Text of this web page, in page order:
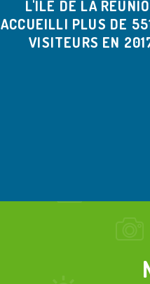
L'ILE DE LA
ACCUEILLI PLUS DE
VISITEURS EN